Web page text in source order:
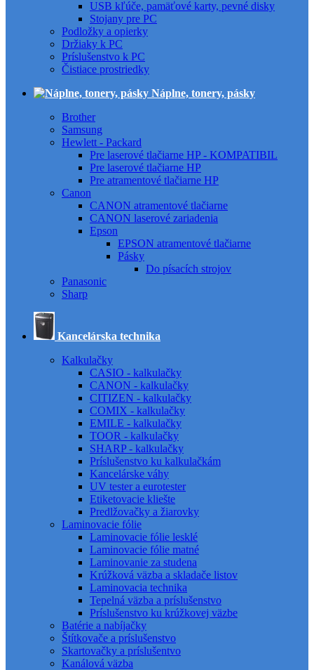
USB kľúče, pamäťové karty, pevné disky
Stojany pre PC
Podložky a opierky
Držiaky k PC
Príslušenstvo k PC
Čistiace prostriedky
Náplne, tonery, pásky
Brother
Samsung
Hewlett - Packard
Pre laserové tlačiarne HP - KOMPATIBIL
Pre laserové tlačiarne HP
Pre atramentové tlačiarne HP
Canon
CANON atramentové tlačiarne
CANON laserové zariadenia
Epson
EPSON atramentové tlačiarne
Pásky
Do písacích strojov
Panasonic
Sharp
Kancelárska technika
Kalkulačky
CASIO - kalkulačky
CANON - kalkulačky
CITIZEN - kalkulačky
COMIX - kalkulačky
EMILE - kalkulačky
TOOR - kalkulačky
SHARP - kalkulačky
Príslušenstvo ku kalkulačkám
Kancelárske váhy
UV tester a eurotester
Etiketovacie kliešte
Predlžovačky a žiarovky
Laminovacie fólie
Laminovacie fólie lesklé
Laminovacie fólie matné
Laminovanie za studena
Krúžková väzba a skladače listov
Laminovacia technika
Tepelná väzba a príslušenstvo
Príslušenstvo ku krúžkovej väzbe
Batérie a nabíjačky
Štítkovače a príslušenstvo
Skartovačky a príslušentvo
Kanálová väzba